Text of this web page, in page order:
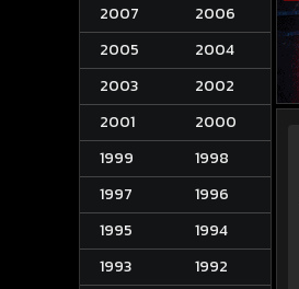
2007
2006
2005
2004
2003
2002
2001
2000
1999
1998
1997
1996
1995
1994
1993
1992